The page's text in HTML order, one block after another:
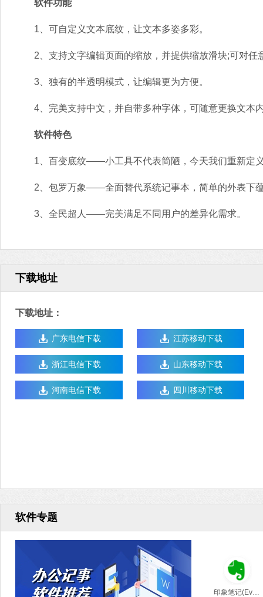
软件功能
1、可自定义文本底纹，让文本多姿多彩。
2、支持文字编辑页面的缩放，并提供缩放滑块;可对任
3、独有的半透明模式，让编辑更为方便。
4、完美支持中文，并自带多种字体，可随意更换文本
软件特色
1、百变底纹——小工具不代表简陋，今天我们重新定
2、包罗万象——全面替代系统记事本，简单的外表下蕴
3、全民超人——完美满足不同用户的差异化需求。
下载地址
下载地址：
广东电信下载 江苏移动下载
浙江电信下载 山东移动下载
河南电信下载 四川移动下载
软件专题
印象笔记(Evernote)